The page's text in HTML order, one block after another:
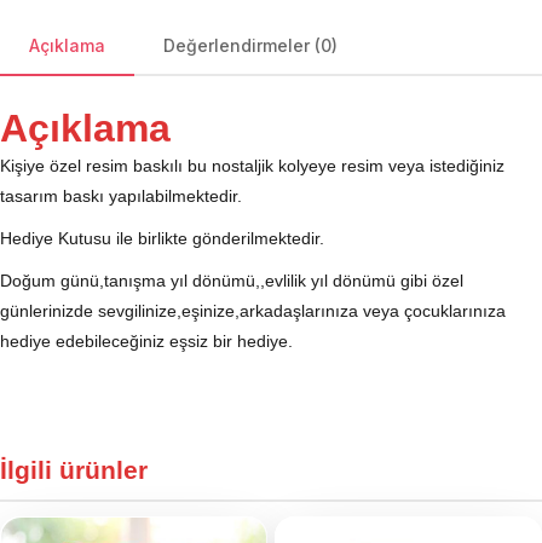
Açıklama Değerlendirmeler (0)
Açıklama
Kişiye özel resim baskılı bu nostaljik kolyeye resim veya istediğiniz
tasarım baskı yapılabilmektedir.
Hediye Kutusu ile birlikte gönderilmektedir.
Doğum günü,tanışma yıl dönümü,,evlilik yıl dönümü gibi özel
günlerinizde sevgilinize,eşinize,arkadaşlarınıza veya çocuklarınıza
hediye edebileceğiniz eşsiz bir hediye.
İlgili ürünler